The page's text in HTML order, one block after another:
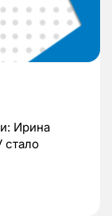
Ирина
стало